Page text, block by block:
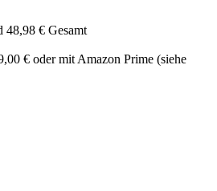
48,98 € Gesamt
€ oder mit Amazon Prime (siehe